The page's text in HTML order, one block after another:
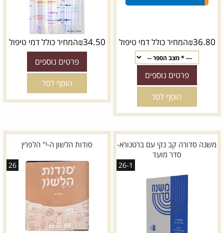
₪36.80 המחיר כולל דמי טיפול
פרטים נוספים
הוסף לסל
₪34.50 המחיר כולל דמי טיפול
פרטים נוספים
הוסף לסל
משנה סדורה קב נקי עם ברטנורא-
סדר מועד
26-1
סודות הלשון ה-י'' הלפרין
26